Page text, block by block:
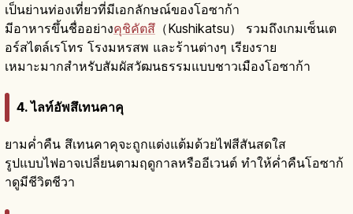
เป็นย่านท่องเที่ยวที่มีเอกลักษณ์ของโอซาก้า
มีอาหารขึ้นชื่ออย่างคุชิคัตสึ （Kushikatsu） รวมถึงเกมเซ็นเต
อร์สไตล์เรโทร โรงมหรสพ และร้านต่างๆ เรียงราย
เหมาะมากสำหรับสัมผัสวัฒนธรรมแบบชาวเมืองโอซาก้า
4. ไลท์อัพสึเทนคาคุ
ยามค่ำคืน สึเทนคาคุจะถูกแต่งแต้มด้วยไฟสีสันสดใส
รูปแบบไฟอาจเปลี่ยนตามฤดูกาลหรืออีเวนต์ ทำให้ค่ำคืนโอซาก้
าดูมีชีวิตชีวา